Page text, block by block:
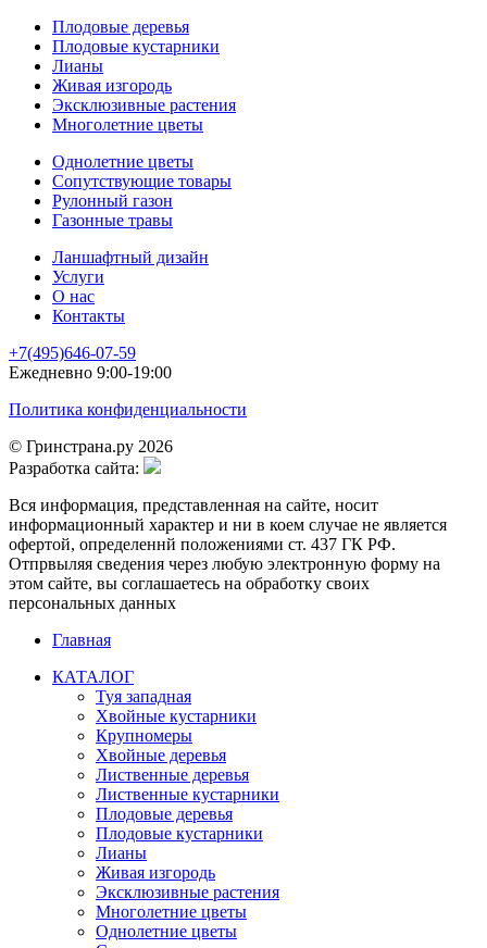
Плодовые деревья
Плодовые кустарники
Лианы
Живая изгородь
Эксклюзивные растения
Многолетние цветы
Однолетние цветы
Сопутствующие товары
Рулонный газон
Газонные травы
Ланшафтный дизайн
Услуги
О нас
Контакты
+7(495)646-07-59
Ежедневно 9:00-19:00
Политика конфиденциальности
© Гринстрана.ру 2026
Разработка сайта:
Вся информация, представленная на сайте, носит
информационный характер и ни в коем случае не является
офертой, определеннй положениями ст. 437 ГК РФ.
Отпрвыляя сведения через любую электронную форму на
этом сайте, вы соглашаетесь на обработку своих
персональных данных
Главная
КАТАЛОГ
Туя западная
Хвойные кустарники
Крупномеры
Хвойные деревья
Лиственные деревья
Лиственные кустарники
Плодовые деревья
Плодовые кустарники
Лианы
Живая изгородь
Эксклюзивные растения
Многолетние цветы
Однолетние цветы